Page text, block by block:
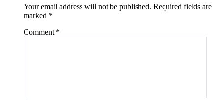
Your email address will not be published. Required fields are
marked *
Comment *